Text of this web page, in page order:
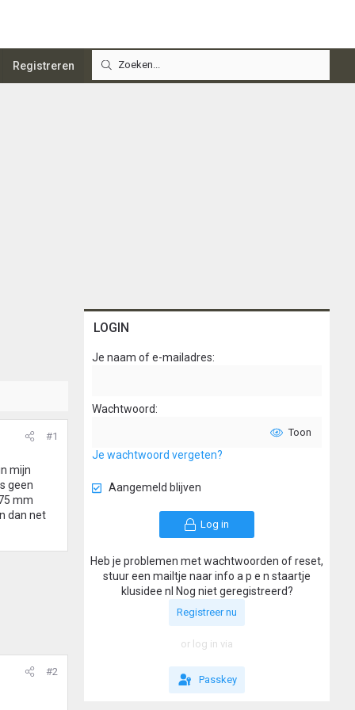
Registreren
#1
mijn
geen
mm
dan net
#2
LOGIN
Je naam of e-mailadres
Wachtwoord
Toon
Je wachtwoord vergeten?
Aangemeld blijven
Log in
Heb je problemen met wachtwoorden of reset,
stuur een mailtje naar info a p e n staartje
klusidee nl Nog niet geregistreerd?
Registreer nu
or log in via
Passkey